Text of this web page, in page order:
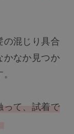
の混じり具合
かなか見つか
って、試着で